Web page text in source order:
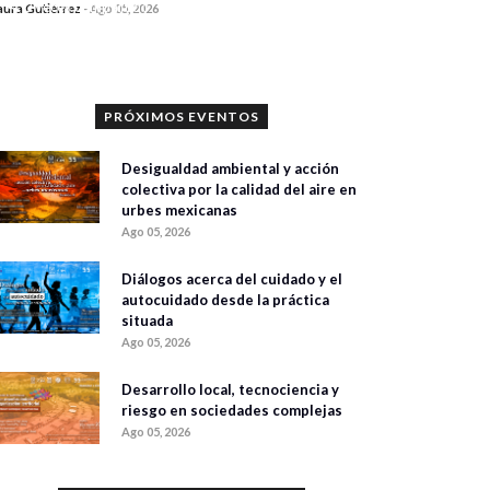
0 veces compartido
Gutiérrez -Ago 05, 2026
PRÓXIMOS EVENTOS
Desigualdad ambiental y acción
colectiva por la calidad del aire en
urbes mexicanas
Ago 05, 2026
Diálogos acerca del cuidado y el
autocuidado desde la práctica
situada
Ago 05, 2026
Desarrollo local, tecnociencia y
riesgo en sociedades complejas
Ago 05, 2026